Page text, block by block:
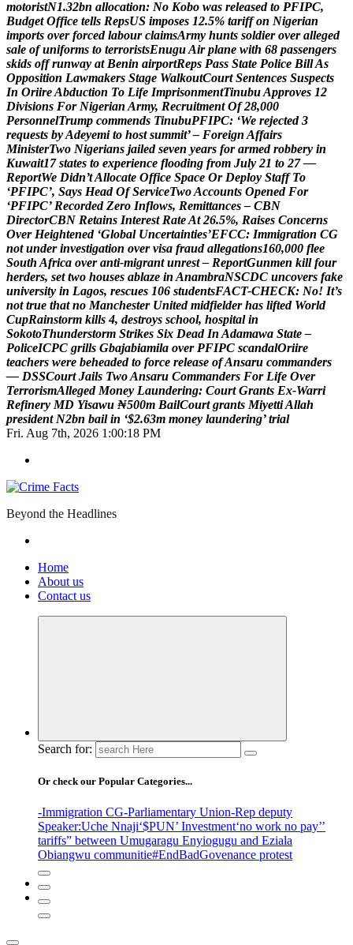
motoristN1.32bn allocation: No Kobo was released to PFIPC,
Budget Office tells RepsUS imposes 12.5% tariff on Nigerian
imports over forced labour claimsArmy hunts soldier over alleged
sale of uniforms to terroristsEnuguAir plane with 68 passengers
skids off runway at Benin airportReps Pass State Police BillAs
Opposition Lawmakers Stage WalkoutCourt Sentences Suspects
In OriireAbduction To Life ImprisonmentTinubuApproves 12
Divisions For Nigerian Army, Recruitment Of 28,000
PersonnelTrump commends TinubuPFIPC: ‘We rejected 3
requests byAdeyemi to host summit’ – Foreign Affairs
MinisterTwo Nigerians jailed seven years for armed robbery in
Kuwait17 states to experience flooding from July 21 to 27 —
ReportWe Didn’tAllocate Office Space Or Deploy Staff To
‘PFIPC’, Says Head Of ServiceTwoAccounts Opened For
‘PFIPC’ Recorded Zero Inflows, Remittances – CBN
DirectorCBN Retains Interest RateAt 26.5%, Raises Concerns
Over Heightened ‘Global Uncertainties’EFCC: Immigration CG
not under investigation over visa fraud allegations160,000 flee
South Africa over anti-migrant unrest – ReportGunmen kill four
herders, set two houses ablaze in AnambraNSCDC uncovers fake
university in Lagos, rescues 106 studentsFACT-CHECK: No! It’s
not true that no Manchester United midfielder has lifted World
CupRainstorm kills 4, destroys school, hospital in
SokotoThunderstorm Strikes Six Dead In Adamawa State –
PoliceICPC grills Gbajabiamila over PFIPC scandalOriire
teachers were beheaded to force release ofAnsaru commanders
— DSSCourt Jails TwoAnsaru Commanders For Life Over
TerrorismAlleged Money Laundering: Court Grants Ex-Warri
Refinery MD Yisawu ₦500m BailCourt grants MiyettiAllah
president N2bn bail in ‘$2.63m money laundering’ trial
Fri. Aug 7th, 2026 1:00:19 PM
Beyond the Headlines
Home
About us
Contact us
Search for:
Or check our Popular Categories...
-Immigration CG-Parliamentary Union-Rep deputy
Speaker:Uche Nnaji‘$PUN’ Investment‘no work no pay’’
tariffs” between Umugaragu Enyiogugu and Eziala
Obiangwu communitie#EndBadGovenance protest